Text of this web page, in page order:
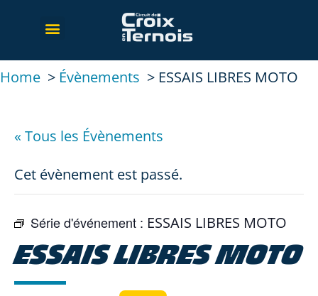
Home Évènements ESSAIS LIBRES MOTO
« Tous les Évènements
Cet évènement est passé.
Série d'événement : ESSAIS LIBRES MOTO
ESSAIS LIBRES MOTO